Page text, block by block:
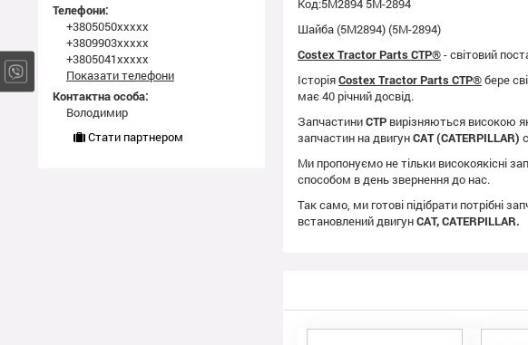
Код:5M2894 5M-2894
Шайба (5M2894) (5M-2894)
Costex Tractor Parts CTP®- світовий
ІсторіяCostex Tractor Parts CTP®бере
має 40 річний досвід.
ЗапчастиниCTP вирізняються високою
запчастин на двигунCAT (CATERPILLAR)
Ми пропонуємо не тільки високоякісні
способом в день звернення до нас.
Так само, ми готові підібрати потрібні
встановлений двигунCAT, CATERPILLAR.
Телефони:
+3805050xxxxx
+3809903xxxxx
+3805041xxxxx
Показати телефони
Контактна особа:
Володимир
Стати партнером